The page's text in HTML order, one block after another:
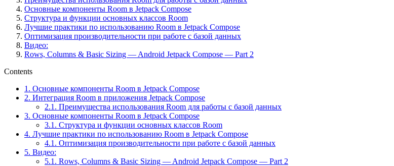
Основные компоненты Room в Jetpack Compose
Структура и функции основных классов Room
Лучшие практики по использованию Room в Jetpack Compose
Оптимизация производительности при работе с базой данных
Видео:
Rows, Columns & Basic Sizing — Android Jetpack Compose — Part 2
Contents
1. Основные компоненты Room в Jetpack Compose
2. Интеграция Room в приложения Jetpack Compose
2.1. Преимущества использования Room для работы с базой данных
3. Основные компоненты Room в Jetpack Compose
3.1. Структура и функции основных классов Room
4. Лучшие практики по использованию Room в Jetpack Compose
4.1. Оптимизация производительности при работе с базой данных
5. Видео:
5.1. Rows, Columns & Basic Sizing — Android Jetpack Compose — Part 2